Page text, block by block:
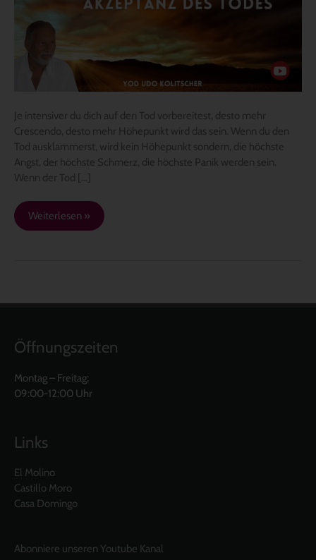
Je intensiver du dich auf den Tod vorbereitest, desto mehr
Crescendo, desto mehr Höhepunkt wird das sein. Wenn du den
Tod ausklammerst, wird kein Höhepunkt sondern, die höchste
Angst, der höchste Schmerz, die höchste Panik werden sein.
Wenn der Tod […]
Todes
Weiterlesen »
Öffnungszeiten
Montag – Freitag:
09:00-12:00 Uhr
Links
El Molino
Castillo Moro
Casa Domingo
Abonniere unseren Youtube Kanal